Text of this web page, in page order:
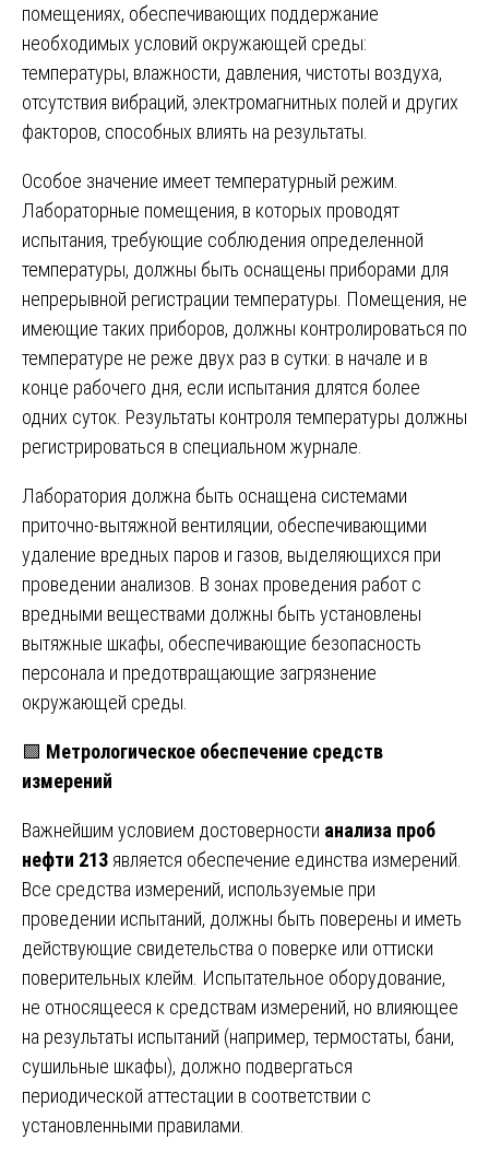
помещениях, обеспечивающих поддержание
необходимых условий окружающей среды:
температуры, влажности, давления, чистоты воздуха,
отсутствия вибраций, электромагнитных полей и других
факторов, способных влиять на результаты.
Особое значение имеет температурный режим.
Лабораторные помещения, в которых проводят
испытания, требующие соблюдения определенной
температуры, должны быть оснащены приборами для
непрерывной регистрации температуры. Помещения, не
имеющие таких приборов, должны контролироваться по
температуре не реже двух раз в сутки: в начале и в
конце рабочего дня, если испытания длятся более
одних суток. Результаты контроля температуры должны
регистрироваться в специальном журнале.
Лаборатория должна быть оснащена системами
приточно-вытяжной вентиляции, обеспечивающими
удаление вредных паров и газов, выделяющихся при
проведении анализов. В зонах проведения работ с
вредными веществами должны быть установлены
вытяжные шкафы, обеспечивающие безопасность
персонала и предотвращающие загрязнение
окружающей среды.
🟩 Метрологическое обеспечение средств
измерений
Важнейшим условием достоверности анализа проб
нефти 213 является обеспечение единства измерений.
Все средства измерений, используемые при
проведении испытаний, должны быть поверены и иметь
действующие свидетельства о поверке или оттиски
поверительных клейм. Испытательное оборудование,
не относящееся к средствам измерений, но влияющее
на результаты испытаний (например, термостаты, бани,
сушильные шкафы), должно подвергаться
периодической аттестации в соответствии с
установленными правилами.